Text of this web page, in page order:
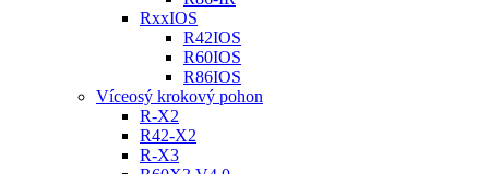
RxxIOS
R42IOS
R60IOS
R86IOS
Víceosý krokový pohon
R-X2
R42-X2
R-X3